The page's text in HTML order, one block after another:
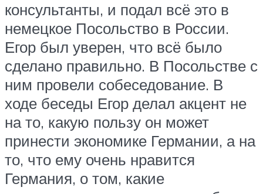
консультанты, и подал всё это в
немецкое Посольство в России.
Егор был уверен, что всё было
сделано правильно. В Посольстве с
ним провели собеседование. В
ходе беседы Егор делал акцент не
на то, какую пользу он может
принести экономике Германии, а на
то, что ему очень нравится
Германия, о том, какие